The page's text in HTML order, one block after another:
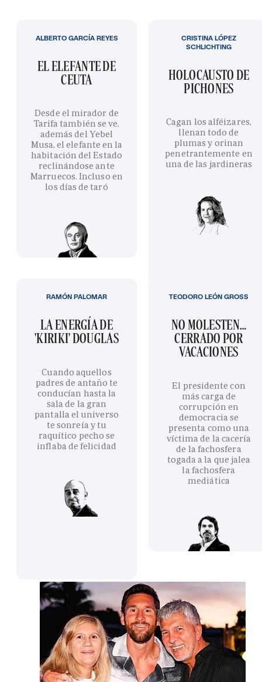
EL ELEFANTE DE
CEUTA
Desde el mirador de
Tarifa también se ve,
además del Yebel
Musa, el elefante en la
habitación del Estado
reclinándose ante
Marruecos. Incluso en
los días de taró
ALBERTO GARCÍA REYES
HOLOCAUSTO DE
PICHONES
Cagan los alféizares,
llenan todo de
plumas y orinan
penetrantemente en
una de las jardineras
CRISTINA LÓPEZ
SCHLICHTING
LA ENERGÍA DE
'KIRIKI' DOUGLAS
Cuando aquellos
padres de antaño te
conducían hasta la
sala de la gran
pantalla el universo
te sonreía y tu
raquítico pecho se
inflaba de felicidad
RAMÓN PALOMAR
NO MOLESTEN…
CERRADO POR
VACACIONES
El presidente con
más carga de
corrupción en
democracia se
presenta como una
víctima de la cacería
de la fachosfera
togada a la que jalea
la fachosfera
mediática
TEODORO LEÓN GROSS